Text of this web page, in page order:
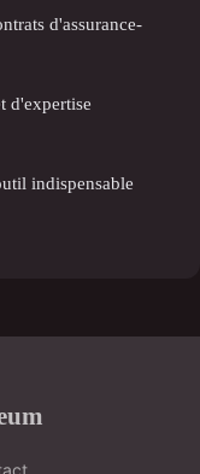
d'assurance-
d'expertise
indispensable